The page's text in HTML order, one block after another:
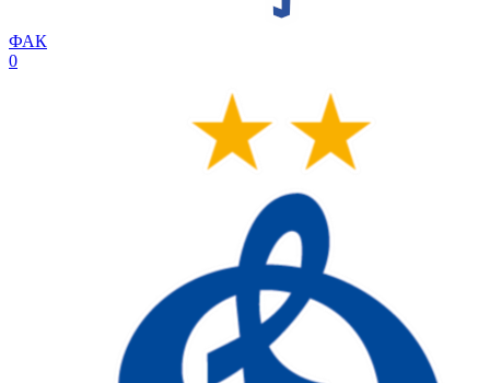
ФАК
0